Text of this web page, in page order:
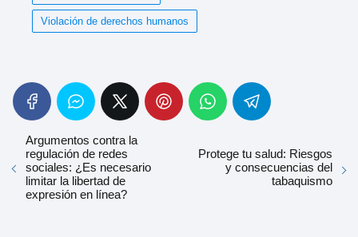
Violación de derechos humanos
Argumentos contra la
regulación de redes
sociales: ¿Es necesario
limitar la libertad de
expresión en línea?
Protege tu salud: Riesgos
y consecuencias del
tabaquismo